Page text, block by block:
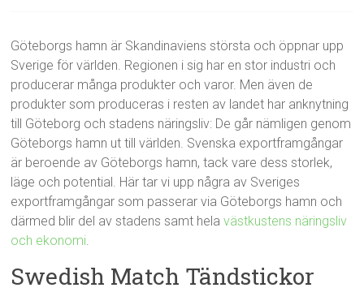
Göteborgs hamn är Skandinaviens största och öppnar upp
Sverige för världen. Regionen i sig har en stor industri och
producerar många produkter och varor. Men även de
produkter som produceras i resten av landet har anknytning
till Göteborg och stadens näringsliv: De går nämligen genom
Göteborgs hamn ut till världen. Svenska exportframgångar
är beroende av Göteborgs hamn, tack vare dess storlek,
läge och potential. Här tar vi upp några av Sveriges
exportframgångar som passerar via Göteborgs hamn och
därmed blir del av stadens samt helavästkustens näringsliv
och ekonomi.
Swedish Match Tändstickor